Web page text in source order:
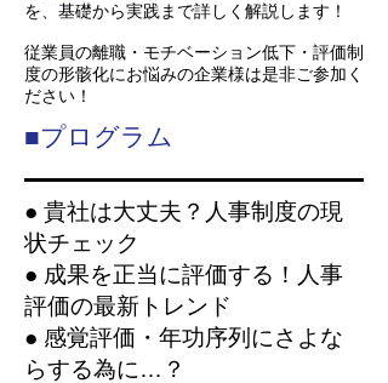
を、基礎から実践まで詳しく解説します！
従業員の離職・モチベーション低下・評価制
度の形骸化にお悩みの企業様は是非ご参加く
ださい！
■プログラム
● 貴社は大丈夫？人事制度の現
状チェック
● 成果を正当に評価する！人事
評価の最新トレンド
● 感覚評価・年功序列にさよな
らする為に…？